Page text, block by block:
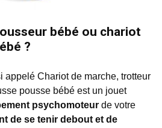
bébé ou chariot
?
appelé Chariot de marche, trotteur
pousse bébé est un jouet
psychomoteur de votre
de se tenir debout et de